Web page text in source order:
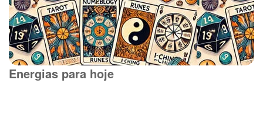
Energias para hoje